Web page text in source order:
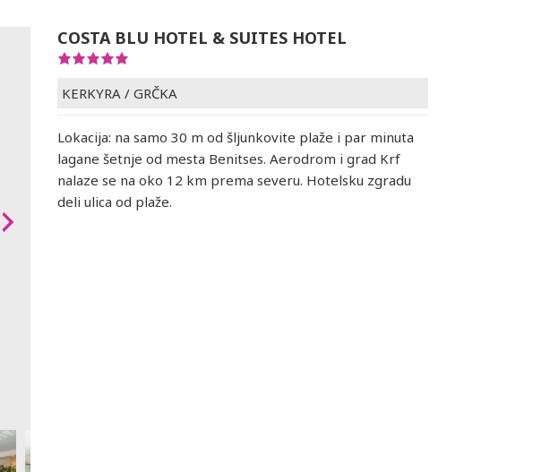
COSTA BLU HOTEL & SUITES HOTEL
KERKYRA / GRČKA
Lokacija: na samo 30 m od šljunkovite plaže i par minuta
lagane šetnje od mesta Benitses. Aerodrom i grad Krf
nalaze se na oko 12 km prema severu. Hotelsku zgradu
deli ulica od plaže.